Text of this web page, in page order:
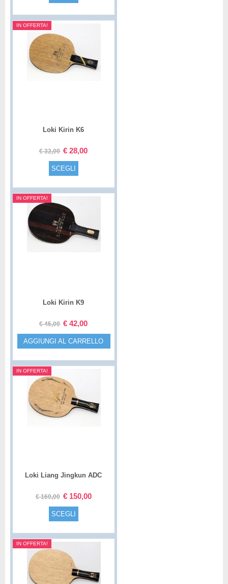
IN OFFERTA!
Loki Kirin K6
€32,00 € 28,00
SCEGLI
IN OFFERTA!
Loki Kirin K9
€45,00 € 42,00
AGGIUNGI AL CARRELLO
IN OFFERTA!
Loki Liang Jingkun ADC
€160,00 € 150,00
SCEGLI
IN OFFERTA!